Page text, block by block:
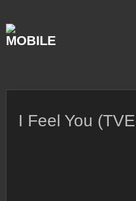
content
I Feel You